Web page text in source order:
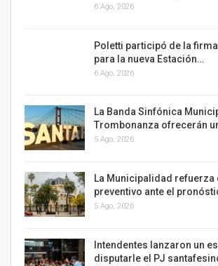
6 Ago, 2026
Poletti participó de la
para la nueva Estación…
6 Ago, 2026
La Banda Sinfónica
Trombonanza ofrecerán
5 Ago, 2026
La Municipalidad refuerza
preventivo ante el
5 Ago, 2026
Intendentes lanzaron un
disputarle el PJ